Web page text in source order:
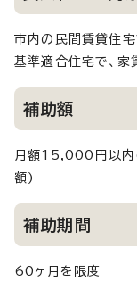
市内の民間賃貸住
基準適合住宅で、家
補助額
月額15,000円以内
額)
補助期間
60ヶ月を限度